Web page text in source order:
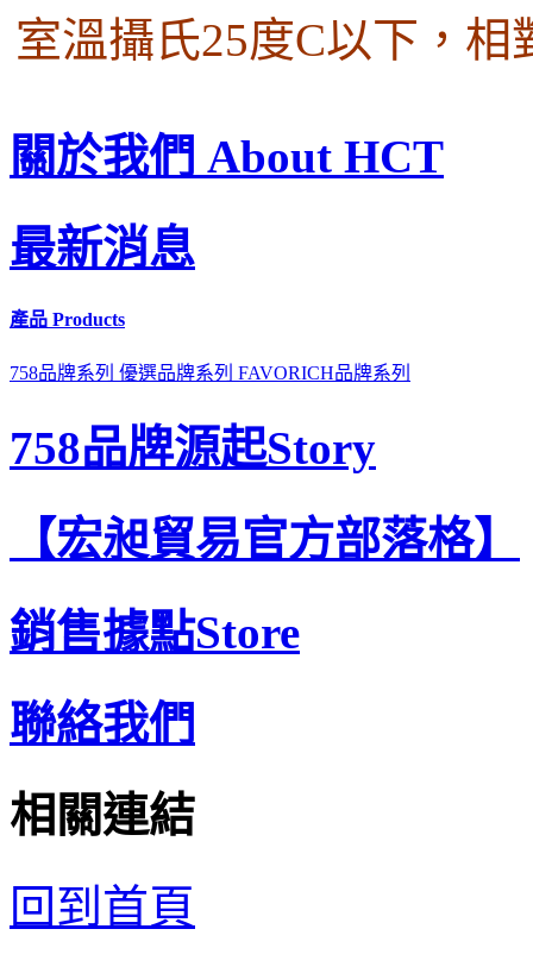
室溫攝氏25度C以下，相
關於我們 About HCT
最新消息
產品 Products
758品牌系列 優選品牌系列 FAVORICH品牌系列
758品牌源起Story
【宏昶貿易官方部落格】
銷售據點Store
聯絡我們
相關連結
回到首頁